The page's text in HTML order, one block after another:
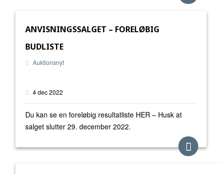
ANVISNINGSSALGET – FORELØBIG
BUDLISTE
Auktionsnyt
4 dec 2022
Du kan se en foreløbig resultatliste HER – Husk at
salget slutter 29. december 2022.